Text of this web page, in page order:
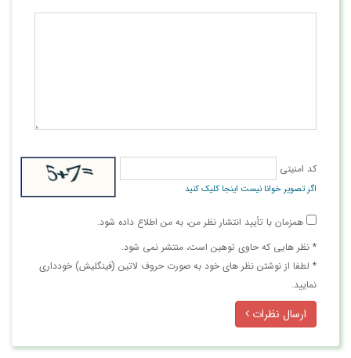
کد امنیتی
اگر تصویر خوانا نیست اینجا کلیک کنید
همزمان با تأیید انتشار نظر من، به من اطلاع داده شود.
* نظر هایی كه حاوی توهین است، منتشر نمی شود.
* لطفا از نوشتن نظر های خود به صورت حروف لاتین (فینگلیش) خودداری
نمایید.
ارسال نظرات